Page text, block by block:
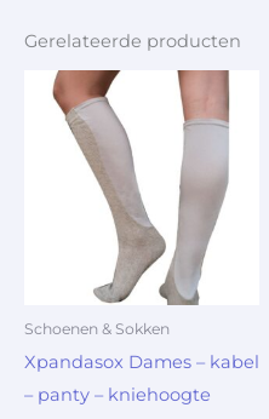
Gerelateerde producten
Schoenen & Sokken
Xpandasox Dames – kabel
– panty – kniehoogte